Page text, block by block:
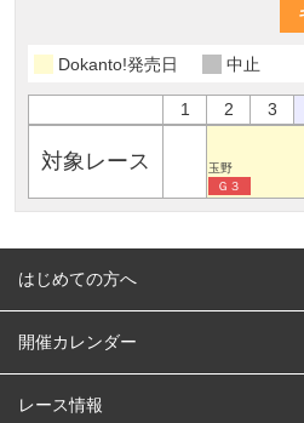
Dokanto!発売日 中止
1 2 3
対象レース
玉野
Ｇ３
はじめての方へ
はじめての方へ
開催カレンダー
競輪
レース情報